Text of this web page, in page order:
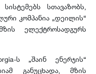
სთავაზობს,
კომპანია „დეილის“
ელექტროსადგურს
ს „შაინ ენერჯის“
განუცხადა, მზის